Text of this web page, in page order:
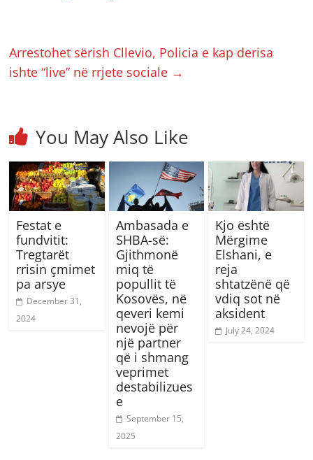
Arrestohet sërish Cllevio, Policia e kap derisa
ishte “live” në rrjete sociale →
You May Also Like
Festat e
fundvitit:
Tregtarët
rrisin çmimet
pa arsye
December 31,
2024
Ambasada e
SHBA-së:
Gjithmonë
miq të
popullit të
Kosovës, në
qeveri kemi
nevojë për
një partner
që i shmang
veprimet
destabilizues
e
September 15,
2025
Kjo është
Mërgime
Elshani, e
reja
shtatzënë që
vdiq sot në
aksident
July 24, 2024